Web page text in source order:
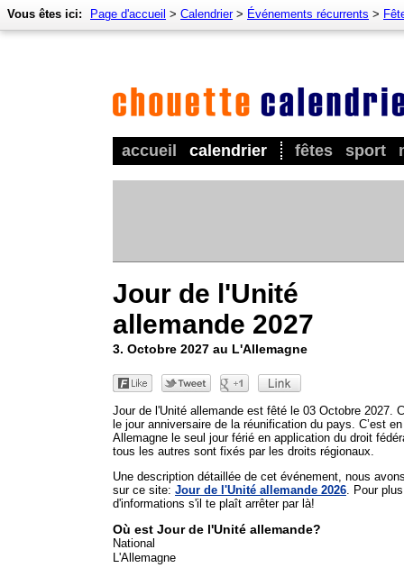
accueil calendrier fêtes sport
Vous êtes ici: Page d'accueil > Calendrier> Événements récurrents >
Jour de l'Unité
allemande 2027
3. Octobre 2027 au L'Allemagne
Jour de l'Unité allemande est fêté le 03 Octobre 2027.
le jour anniversaire de la réunification du pays. C’est en
Allemagne le seul jour férié en application du droit
tous les autres sont fixés par les droits régionaux.
Une description détaillée de cet événement, nous
sur ce site: Jour de l'Unité allemande 2026 . Pour plus
d'informations s'il te plaît arrêter par là!
Où est Jour de l'Unité allemande?
National
L'Allemagne